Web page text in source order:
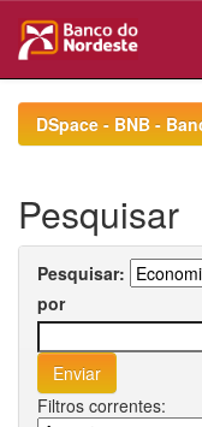
navigationDSpace - BNB -
Pesquisar
Pesquisar:
por
Filtros correntes: